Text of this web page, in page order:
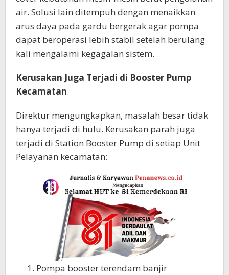
air. Solusi lain ditempuh dengan menaikkan
arus daya pada gardu bergerak agar pompa
dapat beroperasi lebih stabil setelah berulang
kali mengalami kegagalan sistem.
Kerusakan Juga Terjadi di Booster Pump
Kecamatan.
Direktur mengungkapkan, masalah besar tidak
hanya terjadi di hulu. Kerusakan parah juga
terjadi di Station Booster Pump di setiap Unit
Pelayanan kecamatan:
Pompa booster terendam banjir